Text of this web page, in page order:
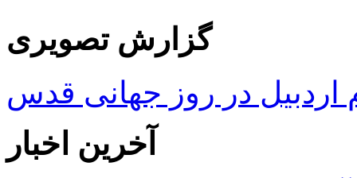
گزارش تصویری
در روز جهانی قدس
آخرین اخبار